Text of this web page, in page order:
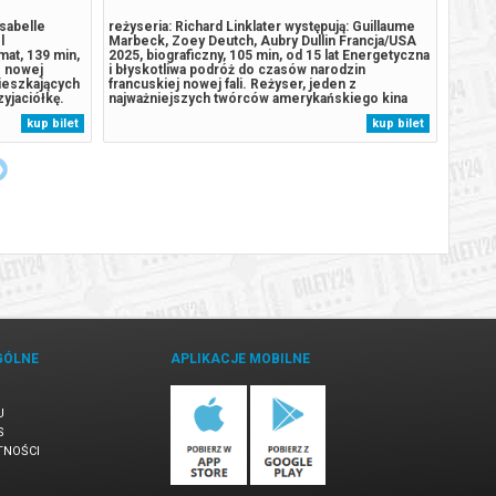
139 min,
nowej
nie
w
kup bilet
reżyseria: Richard Linklater występują: Guillaume
Marbeck, Zoey Deutch, Aubry Dullin Francja/USA
2025, biograficzny, 105 min, od 15 lat Energetyczna
i błyskotliwa podróż do czasów narodzin
francuskiej nowej fali. Reżyser, jeden z
najważniejszych twórców amerykańskiego kina
niezależnego, składa hołd Godardowi i całemu
pokoleniu artystów, którzy odmienili oblicze
światowego kina. Film o pasji, wolności...
kup bilet
APLIKACJE MOBILNE